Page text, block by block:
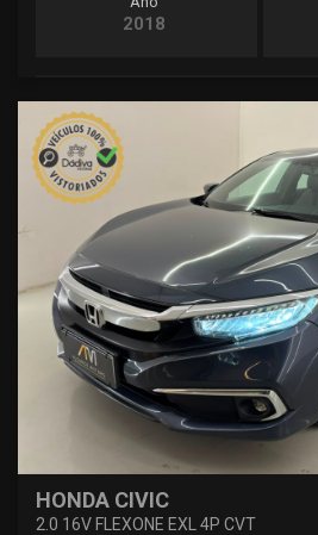
2018
HONDA CIVIC
2.0 16V FLEXONE EXL 4P CVT